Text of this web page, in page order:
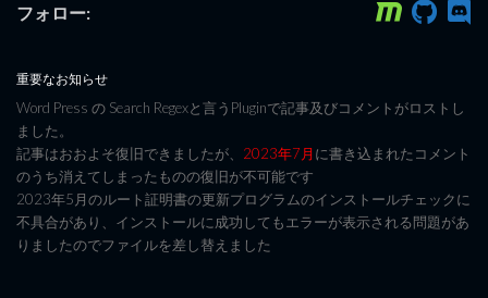
フォロー:
重要なお知らせ
Word Press の Search Regexと言うPluginで記事及びコメントがロストし
ました。
記事はおおよそ復旧できましたが、 2023年7月に書き込まれたコメント
のうち消えてしまったものの復旧が不可能です
2023年5月のルート証明書の更新プログラムのインストールチェックに
不具合があり、インストールに成功してもエラーが表示される問題があ
りましたのでファイルを差し替えました